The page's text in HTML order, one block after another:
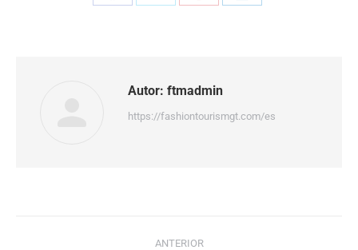
Share
Share
Share
Share
Autor: ftmadmin
https://fashiontourismgt.com/es
NavegaciónANTERIOR